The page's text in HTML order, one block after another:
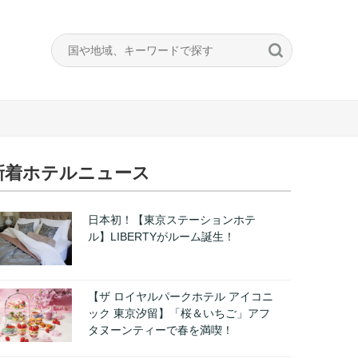
着ホテルニュース
日本初！【東京ステーションホテ
ル】LIBERTYがルーム誕生！
【ザ ロイヤルパークホテル アイコニ
ック 東京汐留】「桜＆いちご」アフ
タヌーンティーで春を満喫！